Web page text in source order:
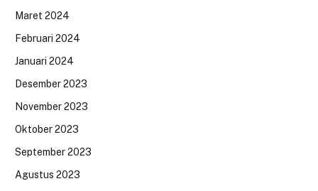
Maret 2024
Februari 2024
Januari 2024
Desember 2023
November 2023
Oktober 2023
September 2023
Agustus 2023